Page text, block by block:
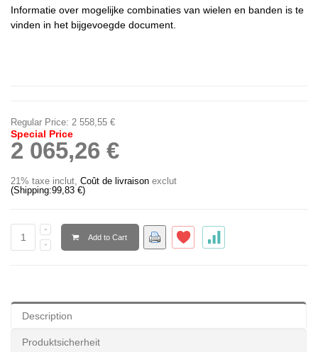
Informatie over mogelijke combinaties van wielen en banden is te
vinden in het bijgevoegde document.
Regular Price: 2 558,55 €
Special Price
2 065,26 €
21% taxe inclut, Coût de livraison exclut
(Shipping:99,83 €)
Add to Cart
Description
Produktsicherheit